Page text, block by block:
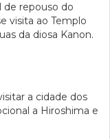
de repouso do
visita ao Templo
da diosa Kanon.
a cidade dos
a Hiroshima e